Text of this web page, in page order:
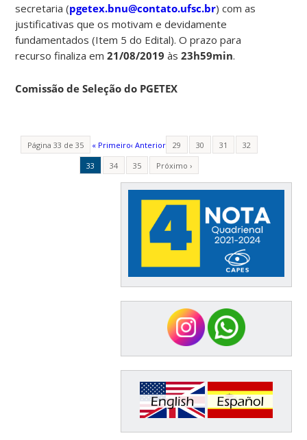
secretaria (pgetex.bnu@contato.ufsc.br) com as
justificativas que os motivam e devidamente
fundamentados (Item 5 do Edital). O prazo para
recurso finaliza em21/08/2019às23h59min.
Comissão de Seleção do PGETEX
Página 33 de 35 « Primeiro‹ Anterior 29 30 31
32
33
34 35 Próximo ›